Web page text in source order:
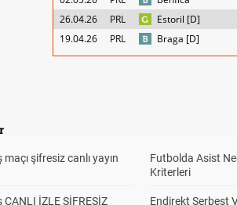
26.04.26
PRL Estoril [D]
19.04.26
PRL Braga [D]
şifresiz canlı yayın
İZLE ŞİFRESİZ
Futbolda Asist
Kriterleri
Endirekt Serbest